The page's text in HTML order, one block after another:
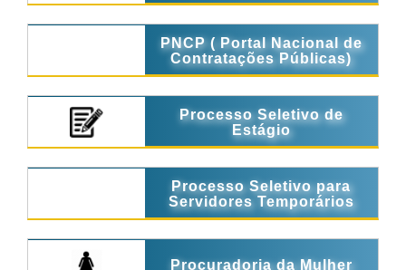
PNCP ( Portal Nacional de
Contratações Públicas)
Processo Seletivo de
Estágio
Processo Seletivo para
Servidores Temporários
Procuradoria da Mulher